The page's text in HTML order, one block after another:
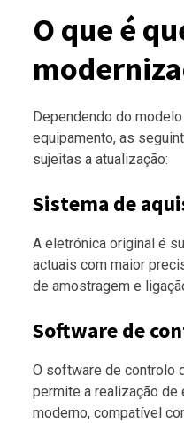
O que é
Dependendo do
equipamento, as
sujeitas a atualização:
Sistema de
A eletrónica original é
actuais com maior
de amostragem e
Software de
O software de controlo
permite a realização de
moderno, compatível